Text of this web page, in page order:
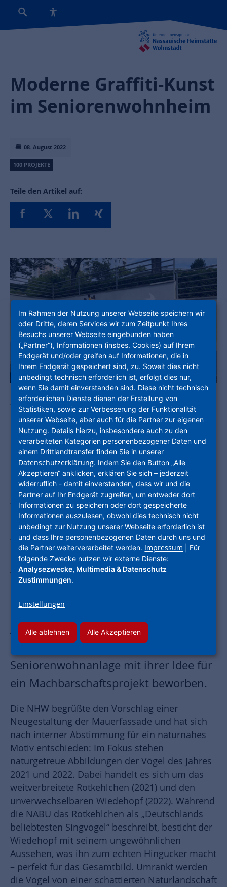
08. August 2022
100 PROJEKTE
Teile den Artikel auf:
Moderne Graffiti-Kunst
im Seniorenwohnheim
Im Fokus stehen naturgetreue Abbildungen der Vögel des Jahres
2021 und 2022. (Foto: NHW / Barbara Marohn)
Die Bewohner:innen unserer
Seniorenwohnanlage in Wiesbaden-
Klarenthal hatten die Sicht auf die
triste Mauer entlang der Einfahrt satt.
Gerade dort, wo der erste Eindruck für
viele Bewohner und Besucher entsteht,
könnte ein buntes Motiv für viel mehr
Wohnfühlcharakter und Identifikation
sorgen. Durch den Einsatz des
ortsansässigen Vereins „Kultur für
Ältere“ wurde der Wunsch noch einmal
konkretisiert, und alsbald hat sich die
Seniorenwohnanlage mit ihrer Idee für
ein Machbarschaftsprojekt beworben.
Die NHW begrüßte den Vorschlag einer
Neugestaltung der Mauerfassade und hat sich
nach interner Abstimmung für ein naturnahes
Motiv entschieden: Im Fokus stehen
naturgetreue Abbildungen der Vögel des Jahres
2021 und 2022. Dabei handelt es sich um das
weitverbreitete Rotkehlchen (2021) und den
unverwechselbaren Wiedehopf (2022). Während
die NABU das Rotkehlchen als „Deutschlands
beliebtesten Singvogel“ beschreibt, besticht der
Wiedehopf mit seinem ungewöhnlichen
Aussehen, was ihn zum echten Hingucker macht
– perfekt für das Gesamtbild. Umrankt werden
die Vögel von einer schattierten Naturlandschaft
Im Rahmen der Nutzung unserer Webseite speichern wir
oder Dritte, deren Services wir zum Zeitpunkt Ihres
Besuchs unserer Webseite eingebunden haben
(„Partner“), Informationen (insbes. Cookies) auf Ihrem
Endgerät und/oder greifen auf Informationen, die in
Ihrem Endgerät gespeichert sind, zu. Soweit dies nicht
unbedingt technisch erforderlich ist, erfolgt dies nur,
wenn Sie damit einverstanden sind. Diese nicht technisch
erforderlichen Dienste dienen der Erstellung von
Statistiken, sowie zur Verbesserung der Funktionalität
unserer Webseite, aber auch für die Partner zur eigenen
Nutzung. Details hierzu, insbesondere auch zu den
verarbeiteten Kategorien personenbezogener Daten und
einem Drittlandtransfer finden Sie in unserer
Datenschutzerklärung. Indem Sie den Button „Alle
Akzeptieren“ anklicken, erklären Sie sich – jederzeit
widerruflich - damit einverstanden, dass wir und die
Partner auf Ihr Endgerät zugreifen, um entweder dort
Informationen zu speichern oder dort gespeicherte
Informationen auszulesen, obwohl dies technisch nicht
unbedingt zur Nutzung unserer Webseite erforderlich ist
und dass Ihre personenbezogenen Daten durch uns und
die Partner weiterverarbeitet werden. Impressum | Für
folgende Zwecke nutzen wir externe Dienste:
Analysezwecke, Multimedia & Datenschutz
Zustimmungen.
Einstellungen
Alle ablehnen Alle Akzeptieren